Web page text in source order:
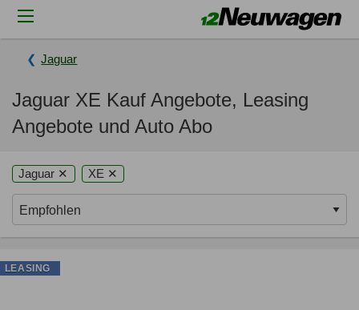
Jaguar
Jaguar XE Kauf Angebote, Leasing
Angebote und Auto Abo
Jaguar ✕ XE ✕
LEASING